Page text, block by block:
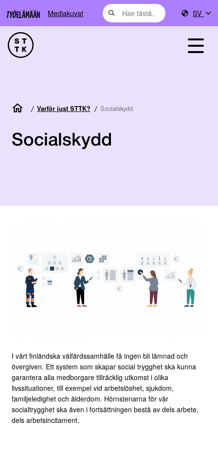
Mediakuvat SV
/ Varför just STTK? / Socialskydd
Socialskydd
I vårt finländska välfärdssamhälle få ingen bli lämnad och
övergiven. Ett system som skapar social trygghet ska kunna
garantera alla medborgare tillräcklig utkomst i olika
livssituationer, till exempel vid arbetslöshet, sjukdom,
familjeledighet och ålderdom. Hörnstenarna för vår
socialtrygghet ska även i fortsättningen bestå av dels arbete,
dels arbetsincitament.